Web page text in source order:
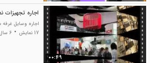
00:49
اجاره تجهیزات
اجاره وسایل غرفه
17 نمایش
6 سال پیش